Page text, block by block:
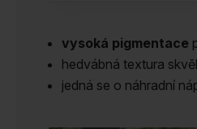
Poetry
náhradní
náplň
množství
vysoká pigmentace
hedvábná textura
jedná se o náhradní